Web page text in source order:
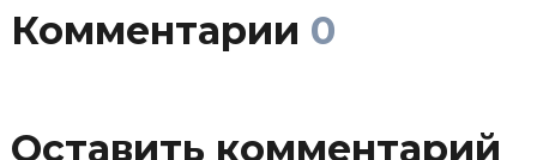
Комментарии 0
Оставить комментарий